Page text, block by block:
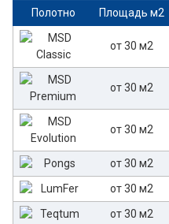
Полотно Площадь м2
от 30 м2
от 30 м2
от 30 м2
от 30 м2
от 30 м2
от 30 м2